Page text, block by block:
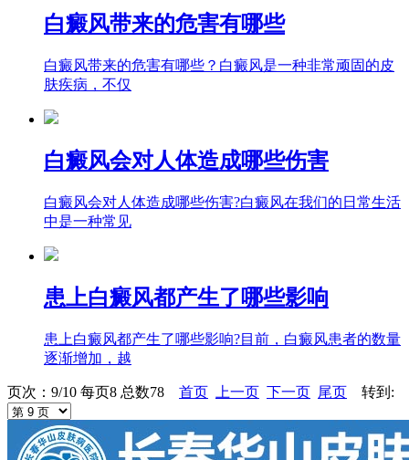
白癜风带来的危害有哪些
白癜风带来的危害有哪些？白癜风是一种非常顽固的皮
肤疾病，不仅
白癜风会对人体造成哪些伤害
白癜风会对人体造成哪些伤害?白癜风在我们的日常生活
中是一种常见
患上白癜风都产生了哪些影响
患上白癜风都产生了哪些影响?目前，白癜风患者的数量
逐渐增加，越
页次：9/10 每页8 总数78 首页 上一页 下一页 尾页 转到: